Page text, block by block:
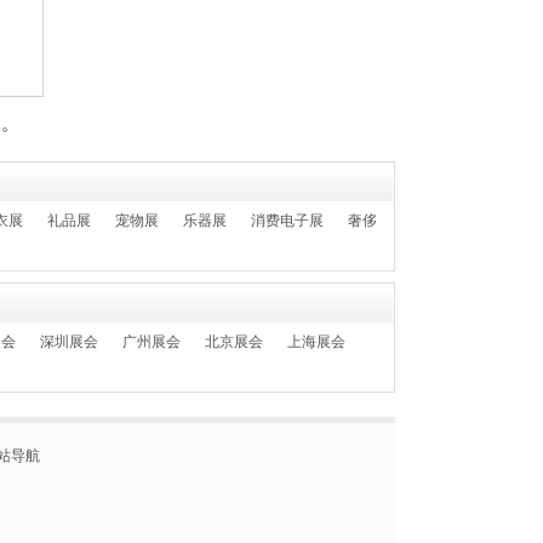
展 礼品展 宠物展 乐器展 消费电子展 奢侈
深圳展会 广州展会 北京展会 上海展会
导航